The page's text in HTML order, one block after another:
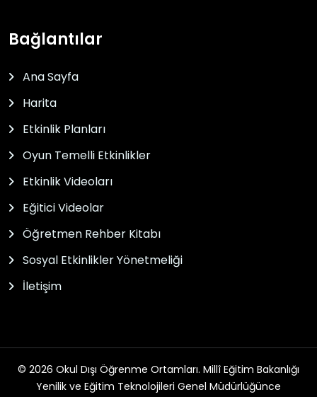
Bağlantılar
Ana Sayfa
Harita
Etkinlik Planları
Oyun Temelli Etkinlikler
Etkinlik Videoları
Eğitici Videolar
Öğretmen Rehber Kitabı
Sosyal Etkinlikler Yönetmeliği
İletişim
© 2026 Okul Dışı Öğrenme Ortamları. Millî Eğitim Bakanlığı
Yenilik ve Eğitim Teknolojileri Genel Müdürlüğünce